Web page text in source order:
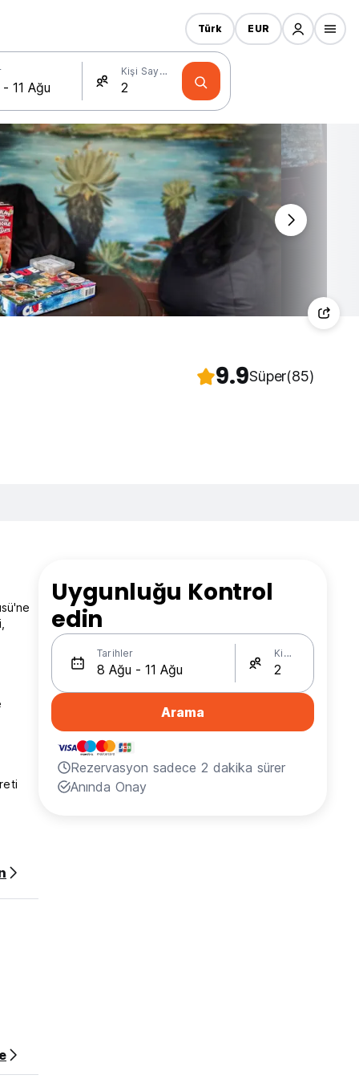
Kişi Sayısı
Türk EUR
9.9Süper(85)
Uygunluğu Kontrol
edin
Tarihler Kişi Sayısı
Arama
Rezervasyon sadece 2 dakika sürer
Anında Onay